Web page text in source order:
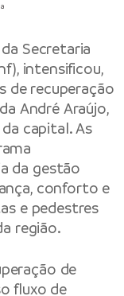
Secretaria
intensificou,
de recuperação
André Araújo,
capital. As
da gestão
conforto e
e pedestres
região.
de
fluxo de